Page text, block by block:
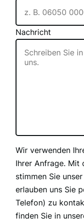
Nachricht
Wir verwenden
Ihrer Anfrage. Mit
stimmen Sie unser
erlauben uns Sie
Telefon) zu
finden Sie in